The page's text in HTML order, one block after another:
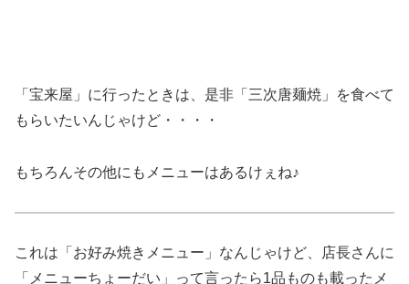
「宝来屋」に行ったときは、是非「三次唐麺焼」を食べて
もらいたいんじゃけど・・・・
もちろんその他にもメニューはあるけぇね♪
これは「お好み焼きメニュー」なんじゃけど、店長さんに
「メニューちょーだい」って言ったら1品ものも載ったメ